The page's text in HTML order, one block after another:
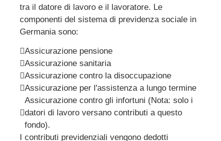
tra il datore di lavoro e il lavoratore. Le
componenti del sistema di previdenza sociale in
Germania sono:
Assicurazione pensione
Assicurazione sanitaria
Assicurazione contro la disoccupazione
Assicurazione per l'assistenza a lungo termine
Assicurazione contro gli infortuni (Nota: solo i
datori di lavoro versano contributi a questo
fondo).
I contributi previdenziali vengono dedotti